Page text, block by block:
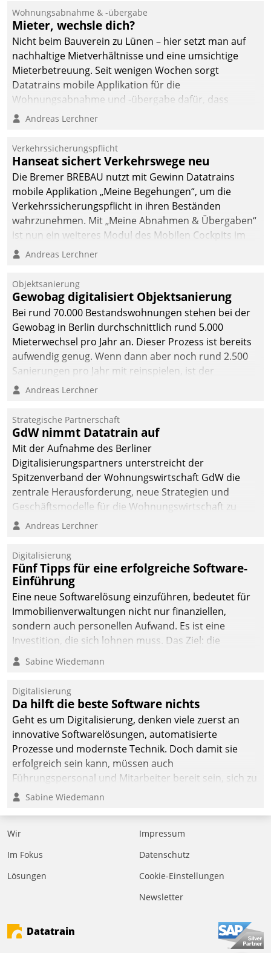
Ressort Kapitalanlage für
künftige Aufgaben und
Herausforderungen
gerüstet.
Wohnungsabnahme & -übergabe
Mieter, wechsle dich?
Nicht beim Bauverein zu Lünen – hier setzt man auf
nachhaltige Mietverhältnisse und eine umsichtige
Mieterbetreuung. Seit wenigen Wochen sorgt
Datatrains mobile Applikation für die
Wohnungsabnahme und -übergabe dafür, dass
Mieter wohlgeordnet kommen und, so es sein muss,
Andreas Lerchner
Verkehrssicherungspflicht
Hanseat sichert Verkehrswege neu
Die Bremer BREBAU nutzt mit Gewinn Datatrains
mobile Applikation „Meine Begehungen“, um die
Verkehrssicherungspflicht in ihren Beständen
wahrzunehmen. Mit „Meine Abnahmen & Übergaben“
ist nun ein weiteres Modul des Mobilen Cockpits im
Einsatz.
Andreas Lerchner
Objektsanierung
Gewobag digitalisiert Objektsanierung
Bei rund 70.000 Bestandswohnungen stehen bei der
Gewobag in Berlin durchschnittlich rund 5.000
Mieterwechsel pro Jahr an. Dieser Prozess ist bereits
aufwendig genug. Wenn dann aber noch rund 2.500
Sanierungen pro Jahr mit reinspielen, ist der
Betreuungs- und Organisationsaufwand immens. Im
kommunale Wohnungsbauunternehmen daher
gemeinsam mit der Berliner Datatrain GmbH den
Teilprozess der Objektsanierung digitalisiert.
Andreas Lerchner
Strategische Partnerschaft
GdW nimmt Datatrain auf
Mit der Aufnahme des Berliner
Digitalisierungspartners unterstreicht der
Spitzenverband der Wohnungswirtschaft GdW die
zentrale Herausforderung, neue Strategien und
Geschäftsmodelle für die Wohnungswirtschaft zu
entwickeln.
Andreas Lerchner
Digitalisierung
Fünf Tipps für eine erfolgreiche Software-
Einführung
Eine neue Softwarelösung einzuführen, bedeutet für
Immobilienverwaltungen nicht nur finanziellen,
sondern auch personellen Aufwand. Es ist eine
Investition, die sich lohnen muss. Das Ziel: die
nachhaltige Optimierung der Geschäftsabläufe. Damit
dieses Ziel erreicht wird, sollten einige Grundregeln
Sabine Wiedemann
Digitalisierung
Da hilft die beste Software nichts
Geht es um Digitalisierung, denken viele zuerst an
innovative Softwarelösungen, automatisierte
Prozesse und modernste Technik. Doch damit sie
erfolgreich sein kann, müssen auch
Führungspersonal und Mitarbeiter bereit sein, sich zu
verändern und anzupassen, sonst werden sie an ihr
Sabine Wiedemann
Wir
Im Fokus
Lösungen
Impressum
Datenschutz
Cookie-Einstellungen
Newsletter
Datatrain